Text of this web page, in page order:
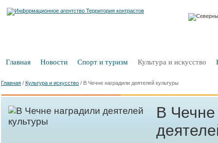
Главная Новости Спорт и туризм Культура и искусство
Главная / Культура и искусство / В Чечне наградили деятелей культуры
В